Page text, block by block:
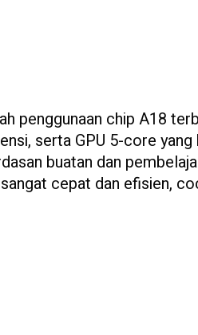
penggunaan chip A18
serta GPU 5-core yang
buatan dan
cepat dan efisien,